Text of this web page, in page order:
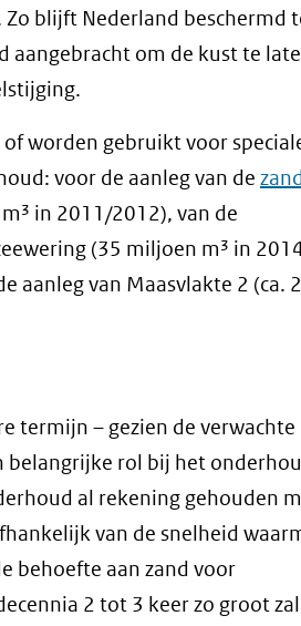
blijft Nederland beschermd
aangebracht om de kust te
worden gebruikt voor
voor de aanleg van de
in 2011/2012), van de
(35 miljoen m³ in
aanleg van Maasvlakte 2 (ca.
termijn – gezien de verwachte
belangrijke rol bij het
al rekening gehouden
van de snelheid
behoefte aan zand voor
2 tot 3 keer zo groot